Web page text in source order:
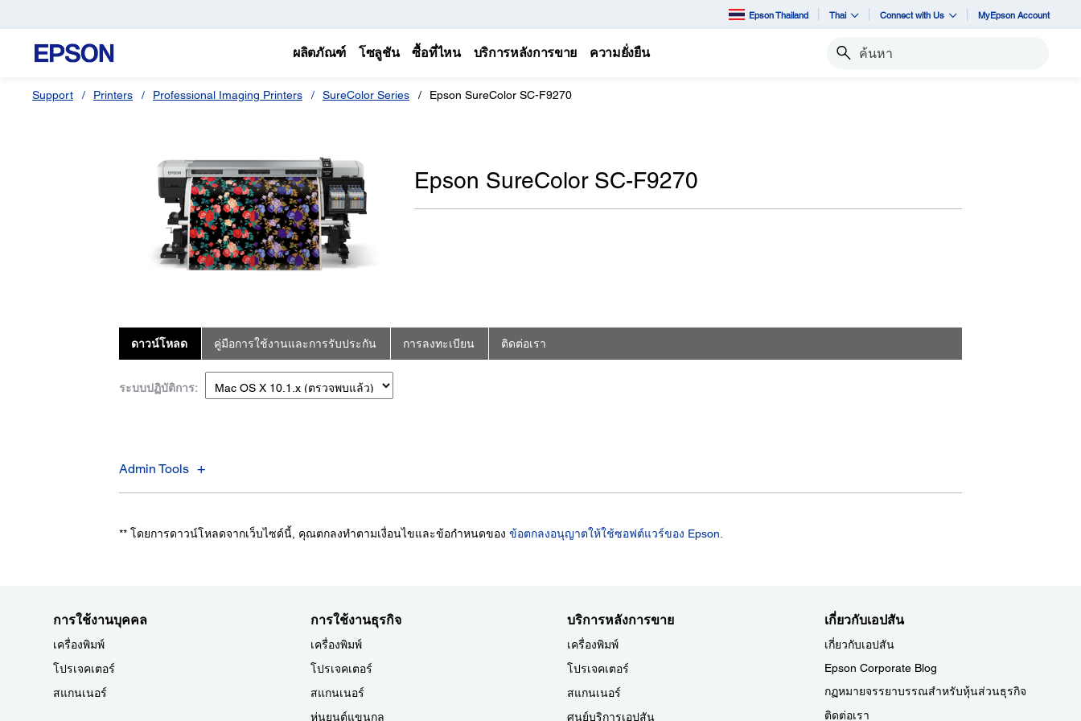
Epson Thailand Thai Connect with Us MyEpson Account
ผลิตภัณฑ์ โซลูชัน ซื้อที่ไหน บริการหลังการขาย ความยั่งยืน ค้นหา
Support Printers Professional Imaging Printers SureColor Series Epson SureColor SC-F9270
Epson SureColor SC-F9270
ดาวน์โหลด คู่มือการใช้งานและการรับประกัน การลงทะเบียน ติดต่อเรา
ระบบปฏิบัติการ:
Admin Tools
** โดยการดาวน์โหลดจากเว็บไซด์นี้, คุณตกลงทำตามเงื่อนไขและข้อกำหนดของ ข้อตกลงอนุญาตให้ใช้ซอฟต์แวร์ของ Epson.
การใช้งานบุคคล
เครื่องพิมพ์
โปรเจคเตอร์
สแกนเนอร์
การใช้งานธุรกิจ
เครื่องพิมพ์
โปรเจคเตอร์
สแกนเนอร์
หุ่นยนต์แขนกล
บริการหลังการขาย
เครื่องพิมพ์
โปรเจคเตอร์
สแกนเนอร์
ศูนย์บริการเอปสัน
เกี่ยวกับเอปสัน
เกี่ยวกับเอปสัน
Epson Corporate Blog
กฏหมายจรรยาบรรณสำหรับหุ้นส่วนธุรกิจ
ติดต่อเรา